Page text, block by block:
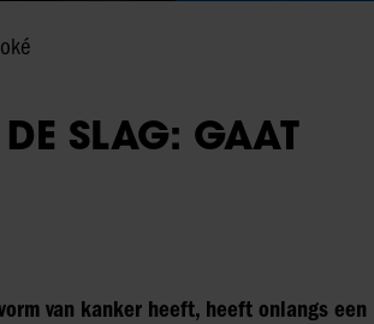
SLAG: GAAT
van kanker heeft, heeft onlangs een